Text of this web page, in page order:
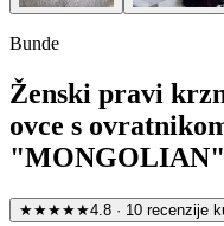
Bunde
Ženski pravi
ovce s
"MONGOLIAN"
★★★★★4.8 · 10 recenzije